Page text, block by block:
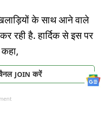
के साथ आने वाले
रही है. हार्दिक से इस पर
JOIN करें